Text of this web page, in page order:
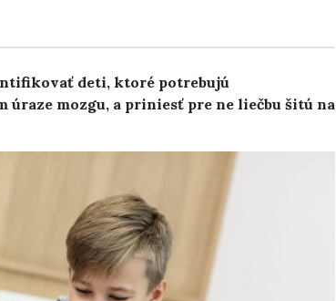
deti, ktoré potrebujú
mozgu, a priniesť pre ne liečbu šitú na